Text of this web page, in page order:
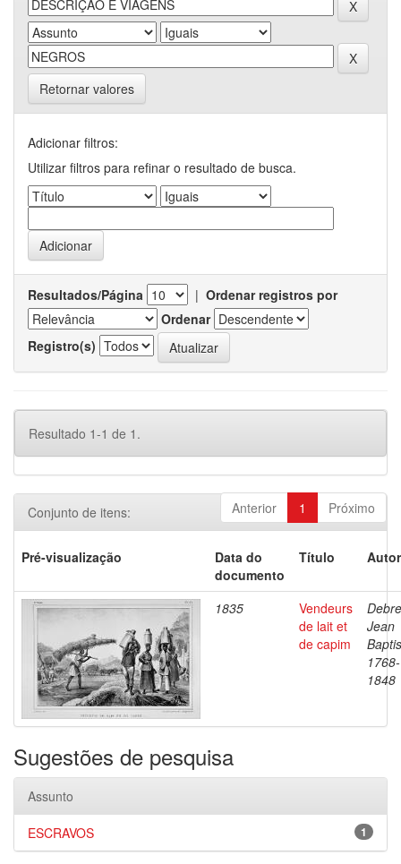
Retornar valores
Adicionar filtros:
Utilizar filtros para refinar o resultado de busca.
Resultados/Página | Ordenar registros por
Ordenar
Registro(s)
Resultado 1-1 de 1.
Anterior 1 Próximo
Conjunto de itens:
Pré-visualização
Data do
documento
Título
1835
Vendeurs
de lait et
de capim
Jean
1768-
1848
Sugestões de pesquisa
Assunto
1
ESCRAVOS